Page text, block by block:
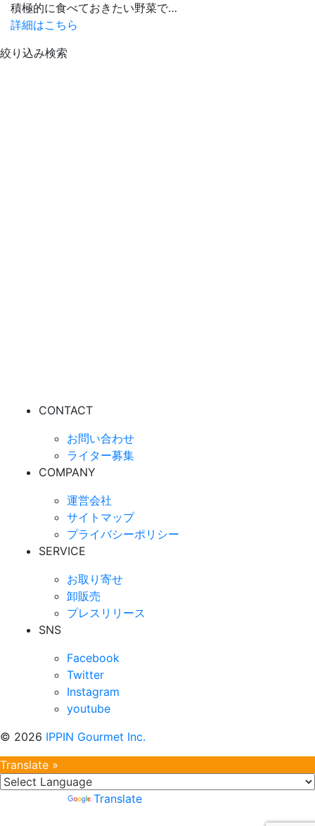
積極的に食べておきたい野菜で…
詳細はこちら
絞り込み検索
CONTACT
お問い合わせ
ライター募集
COMPANY
運営会社
サイトマップ
プライバシーポリシー
SERVICE
お取り寄せ
卸販売
プレスリリース
SNS
Facebook
Twitter
Instagram
youtube
© 2026 IPPIN Gourmet Inc.
Translate »
Translate